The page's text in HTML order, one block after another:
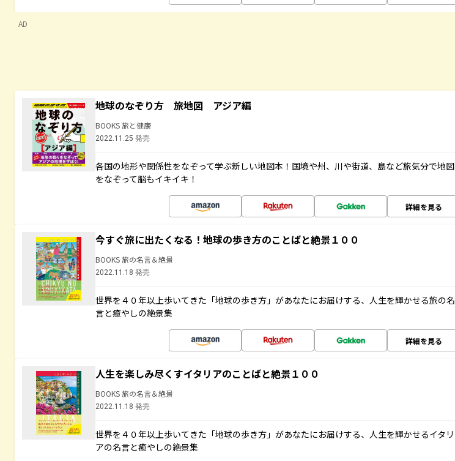
AD
地球のなぞり方 旅地図 アジア編
BOOKS 旅と健康
2022.11.25 発売
各国の地形や関係性をなぞって学ぶ新しい地図本！国境や州、川や街道、島など旅気分で地図
をなぞって脳もイキイキ！
詳細を見る
今すぐ旅に出たくなる！地球の歩き方のことばと絶景１００
BOOKS 旅の名言＆絶景
2022.11.18 発売
世界を４０年以上歩いてきた「地球の歩き方」があなたにお届けする、人生を輝かせる旅の名
言と癒やしの絶景集
詳細を見る
人生を楽しみ尽くすイタリアのことばと絶景１００
BOOKS 旅の名言＆絶景
2022.11.18 発売
世界を４０年以上歩いてきた「地球の歩き方」があなたにお届けする、人生を輝かせるイタリ
アの名言と癒やしの絶景集